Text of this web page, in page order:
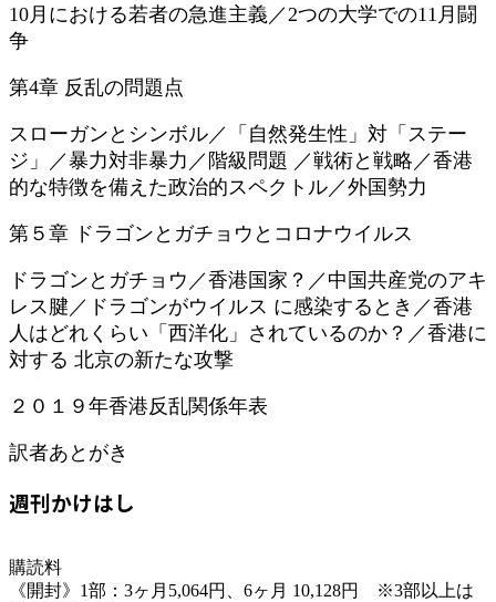
10月における若者の急進主義／2つの大学での11月闘
争
第4章 反乱の問題点
スローガンとシンボル／「自然発生性」対「ステー
ジ」／暴力対非暴力／階級問題 ／戦術と戦略／香港
的な特徴を備えた政治的スペクトル／外国勢力
第５章 ドラゴンとガチョウとコロナウイルス
ドラゴンとガチョウ／香港国家？／中国共産党のアキ
レス腱／ドラゴンがウイルス に感染するとき／香港
人はどれくらい「西洋化」されているのか？／香港に
対する 北京の新たな攻撃
２０１９年香港反乱関係年表
訳者あとがき
週刊かけはし
購読料
《開封》1部：3ヶ月5,064円、6ヶ月 10,128円 ※3部以上は